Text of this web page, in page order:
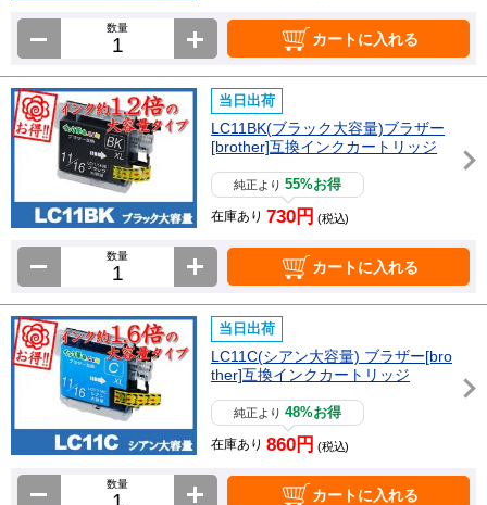
数量
カートに入れる
当日出荷
LC11BK(ブラック大容量)ブラザー
[brother]互換インクカートリッジ
純正より55%お得
在庫あり 730円 (税込)
数量
カートに入れる
当日出荷
LC11C(シアン大容量) ブラザー[bro
ther]互換インクカートリッジ
純正より48%お得
在庫あり 860円 (税込)
数量
カートに入れる